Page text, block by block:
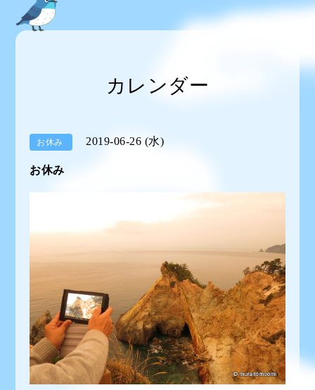
カレンダー
お休み 2019-06-26 (水)
お休み